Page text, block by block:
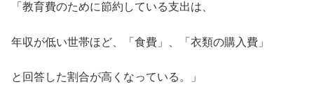
「教育費のために節約している支出は、
年収が低い世帯ほど、「食費」、「衣類の購入費」
と回答した割合が高くなっている。」